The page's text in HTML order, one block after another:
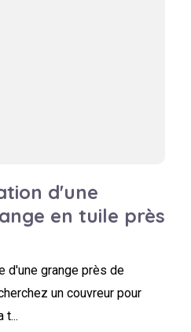
d'une
en tuile près
d'une grange près de
un couvreur pour
t...